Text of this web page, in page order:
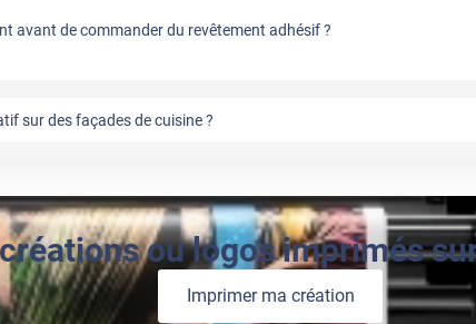
avant de commander du revêtement adhésif ?
sur des façades de cuisine ?
ou logos imprimés
Imprimer ma création